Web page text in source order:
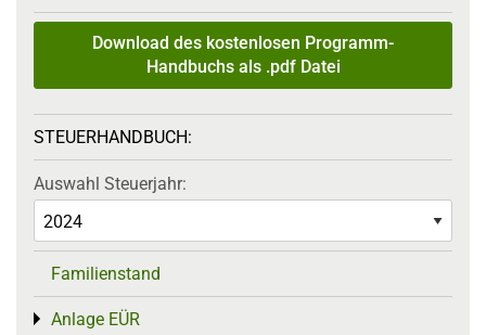
Download des kostenlosen Programm-
Handbuchs als .pdf Datei
STEUERHANDBUCH:
Auswahl Steuerjahr:
Familienstand
Anlage EÜR
Toggle menu